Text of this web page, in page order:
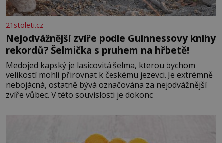
21stoleti.cz
Nejodvážnější zvíře podle Guinnessovy knihy
rekordů? Šelmička s pruhem na hřbetě!
Medojed kapský je lasicovitá šelma, kterou bychom
velikostí mohli přirovnat k českému jezevci. Je extrémně
nebojácná, ostatně bývá označována za nejodvážnější
zvíře vůbec. V této souvislosti je dokonc